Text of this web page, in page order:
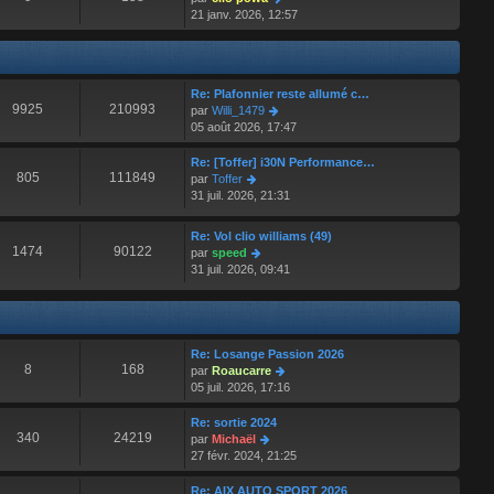
r
n
i
r
m
e
s
s
a
e
o
i
d
r
n
i
r
s
a
g
21 janv. 2026, 12:57
9925 210993
Re: Plafonnier reste allumé c…
par Willi_1479
o
i
r
e
r
i
e
s
s
a
g
05 août 2026, 17:47
805 111849
Re: [Toffer] i30N Performance…
par Toffer
o
l
e
d
e
e
r
m
s
s
a
g
e
31 juil. 2026, 21:31
1474 90122
Re: Vol clio williams (49)
par speed
o
r
e
d
e
r
n
i
e
r
31 juil. 2026, 09:41
8 168
Re: Losange Passion 2026
par Roaucarre
o
i
e
d
e
05 juil. 2026, 17:16
340 24219
Re: sortie 2024
par Michaël
o
i
r
27 févr. 2024, 21:25
Re: AIX AUTO SPORT 2026